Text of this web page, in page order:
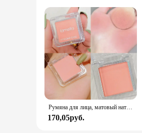
Румяна для лица, матовый натуральный оттенок щек, Осветление ЛИЦА, водонепроницаемая косметика, румяна, пудра, мягкий женский макияж, 1 шт.
170,05руб.